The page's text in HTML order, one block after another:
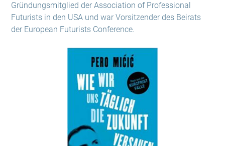
Gründungsmitglied der Association of Professional
Futurists in den USA und war Vorsitzender des Beirats
der European Futurists Conference.